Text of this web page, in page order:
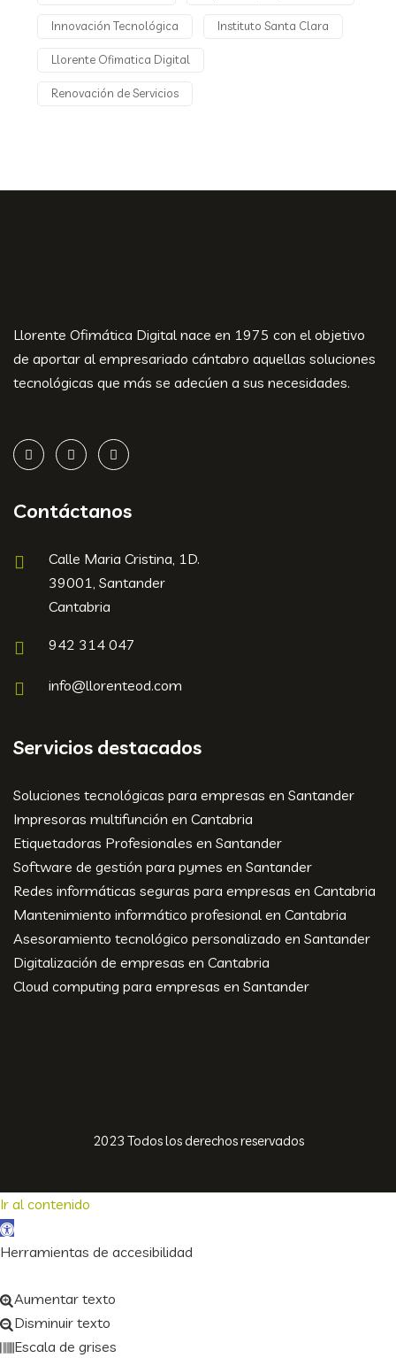
Innovación Tecnológica Instituto Santa Clara
Llorente Ofimatica Digital
Renovación de Servicios
Llorente Ofimática Digital nace en 1975 con el objetivo
de aportar al empresariado cántabro aquellas soluciones
tecnológicas que más se adecúen a sus necesidades.
Contáctanos
Calle Maria Cristina, 1D.
39001, Santander
Cantabria
942 314 047
info@llorenteod.com
Servicios destacados
Soluciones tecnológicas para empresas en Santander
Impresoras multifunción en Cantabria
Etiquetadoras Profesionales en Santander
Software de gestión para pymes en Santander
Redes informáticas seguras para empresas en Cantabria
Mantenimiento informático profesional en Cantabria
Asesoramiento tecnológico personalizado en Santander
Digitalización de empresas en Cantabria
Cloud computing para empresas en Santander
2023 Todos los derechos reservados
Ir al contenido
Abrir barra de herramientas
Herramientas de accesibilidad
Aumentar texto
Disminuir texto
Escala de grises